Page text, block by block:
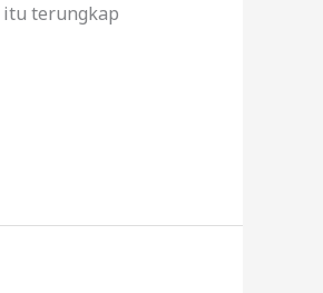
itu terungkap